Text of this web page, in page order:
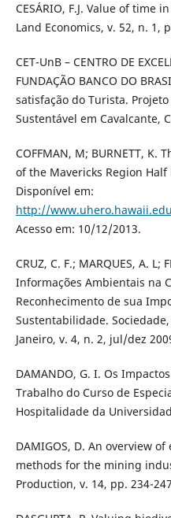
CESÁRIO, F.J. Value of time
Land Economics, v. 52, n. 1,
CET-UnB – CENTRO DE
FUNDAÇÃO BANCO DO
satisfação do Turista.
Sustentável em Cavalcante,
COFFMAN, M; BURNETT, K.
of the Mavericks Region
Disponível em:
http://
Acesso em: 10/12/2013.
CRUZ, C. F.; MARQUES, A. L;
Informações Ambientais na
Reconhecimento de sua
Sustentabilidade.
Janeiro, v. 4, n. 2, jul/dez
DAMANDO, G. I. Os
Trabalho do Curso de
Hospitalidade da
DAMIGOS, D. An overview
methods for the mining
Production, v. 14, pp. 234-